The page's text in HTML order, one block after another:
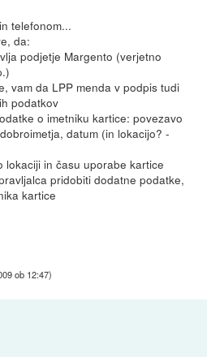
telefonom...
da:
podjetje Margento (verjetno
vam da LPP menda v podpis tudi
podatkov
o imetniku kartice: povezavo
datum (in lokacijo? -
lokaciji in času uporabe kartice
pridobiti dodatne podatke,
kartice
ob 12:47)